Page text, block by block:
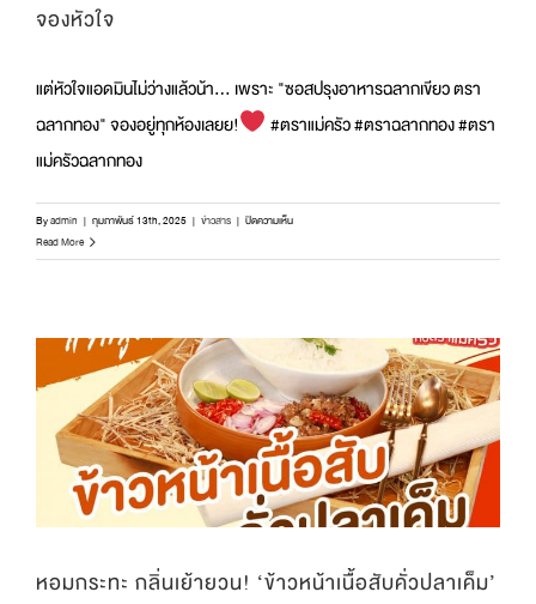
จองหัวใจ
แต่หัวใจแอดมินไม่ว่างแล้วน้า... เพราะ "ซอสปรุงอาหารฉลากเขียว ตรา
ฉลากทอง" จองอยู่ทุกห้องเลยย!
#ตราแม่ครัว #ตราฉลากทอง #ตรา
แม่ครัวฉลากทอง
Byadmin | กุมภาพันธ์ 13th, 2025 | ข่าวสาร | ปิดความเห็นบน
ใกล้
มี
สัก
คน
ไหม
หนา?
ที่
จะ
เข้า
มา
Read More
หอมกระทะ กลิ่นเย้ายวน! ‘ข้าวหน้าเนื้อสับคั่วปลาเค็ม’